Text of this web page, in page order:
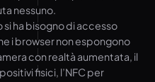
nessuno.
si ha bisogno di accesso
i browser non espongono
con realtà aumentata, il
fisici, l’NFC per